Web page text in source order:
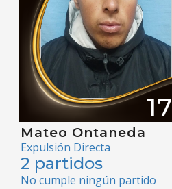
17
Mateo Ontaneda
Expulsión Directa
2 partidos
No cumple ningún partido